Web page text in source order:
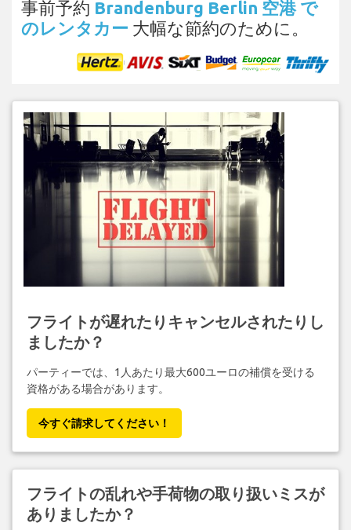
事前予約 Brandenburg Berlin 空港 で
のレンタカー 大幅な節約のために。
フライトが遅れたりキャンセルされたりし
ましたか？
パーティーでは、1人あたり最大600ユーロの補償を受ける
資格がある場合があります。
今すぐ請求してください！
フライトの乱れや手荷物の取り扱いミスが
ありましたか？